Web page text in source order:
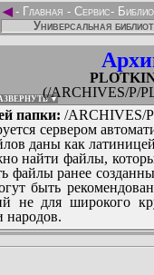
◄- Главная - Сервис-
Универсальная
(/ARCHIVES/P/
▼
папки: /ARCHIVES/
сервером
даны как
найти файлы,
файлы ранее
быть
не для широкого
народов.